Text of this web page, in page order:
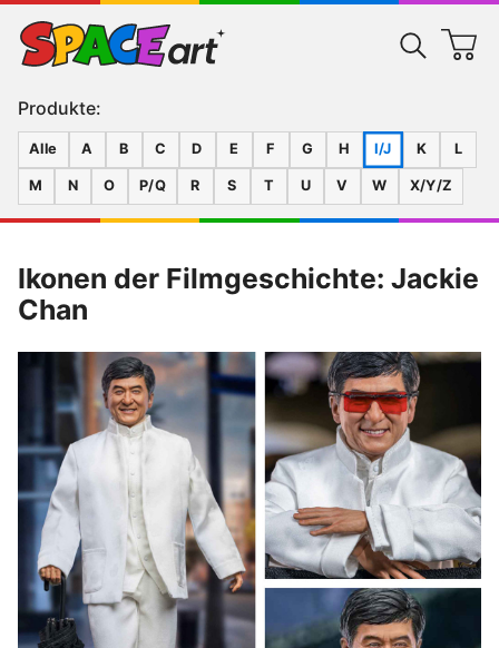
Produkte:
Alle A B C D E F G H I/J K L
M N O P/Q R S T U V W X/Y/Z
Ikonen der Filmgeschichte: Jackie
Chan